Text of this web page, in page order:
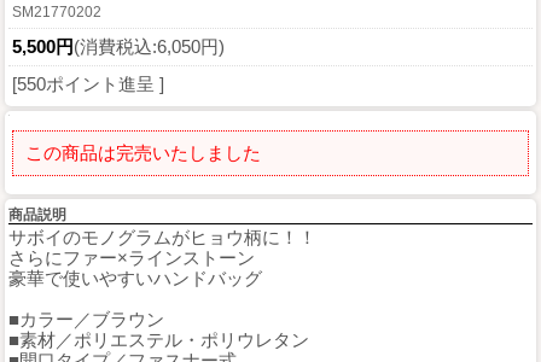
SM21770202
5,500円(消費税込:6,050円)
[550ポイント進呈 ]
この商品は完売いたしました
商品説明
サボイのモノグラムがヒョウ柄に！！
さらにファー×ラインストーン
豪華で使いやすいハンドバッグ
■カラー／ブラウン
■素材／ポリエステル・ポリウレタン